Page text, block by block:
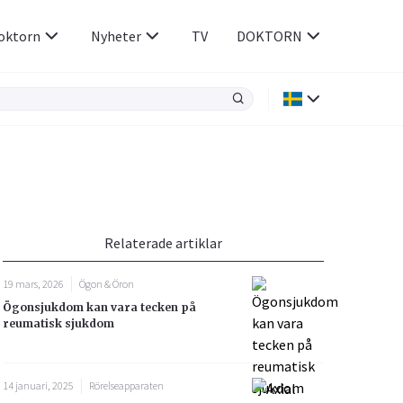
Rökavvänjning
Rörelseapparaten
Sex & Samliv
Sömn & Stress
Nyheter TV DOKTORN
Relaterade artiklar
19 mars, 2026
Ögon & Öron
Ögonsjukdom kan vara tecken på
reumatisk sjukdom
14 januari, 2025
Rörelseapparaten